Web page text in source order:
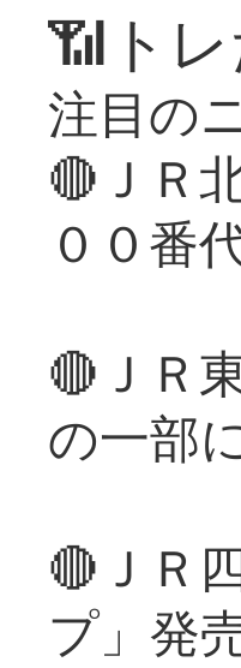
📶ト
注目の
🔴ＪＲ
００番
🔴ＪＲ
の一部
🔴ＪＲ
プ」発